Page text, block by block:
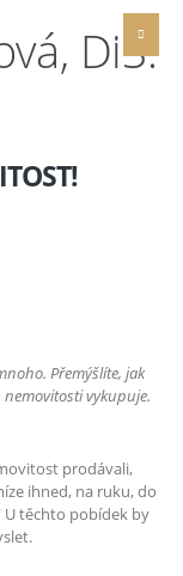
Přemýšlíte, jak
vykupuje.
prodávali,
ihned, na ruku, do
U těchto pobídek by